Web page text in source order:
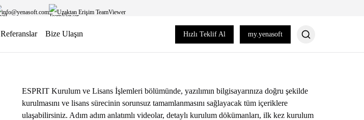
info@yenasoft.com Uzaktan Erişim TeamViewer
Referanslar Bize Ulaşın Hızlı Teklif Al my.yenasoft
ESPRIT Kurulum ve Lisans İşlemleri bölümünde, yazılımın bilgisayarınıza doğru şekilde
kurulmasını ve lisans sürecinin sorunsuz tamamlanmasını sağlayacak tüm içeriklere
ulaşabilirsiniz. Adım adım anlatımlı videolar, detaylı kurulum dökümanları, ilk kez kurulum